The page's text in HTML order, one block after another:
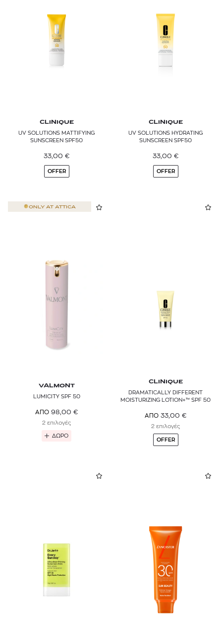
CLINIQUE
UV SOLUTIONS MATTIFYING
SUNSCREEN SPF50
33,00 €
OFFER
CLINIQUE
UV SOLUTIONS HYDRATING
SUNSCREEN SPF50
33,00 €
OFFER
ONLY AT ATTICA
VALMONT
LUMICITY SPF 50
ΑΠΟ 98,00 €
2 επιλογές
ΔΩΡΟ
CLINIQUE
DRAMATICALLY DIFFERENT
MOISTURIZING LOTION+™ SPF 50
ΑΠΟ 33,00 €
2 επιλογές
OFFER